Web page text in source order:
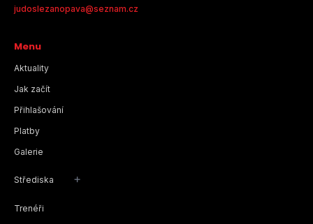
judoslezanopava@seznam.cz
Menu
Aktuality
Jak začít
Přihlašování
Platby
Galerie
Střediska +
Trenéři